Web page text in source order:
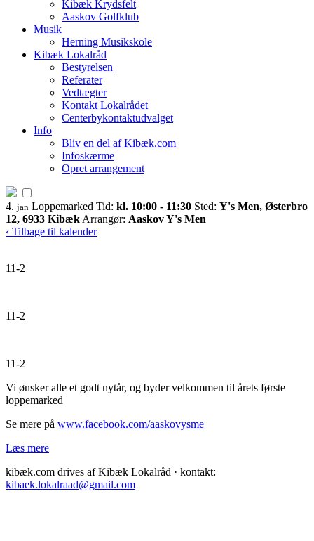
Kibæk Krydsfelt
Aaskov Golfklub
Musik
Herning Musikskole
Kibæk Lokalråd
Bestyrelsen
Referater
Vedtægter
Kontakt Lokalrådet
Centerbykontaktudvalget
Info
Bliv en del af Kibæk.com
Infoskærme
Opret arrangement
4. jan Loppemarked Tid: kl. 10:00 - 11:30 Sted: Y's Men, Østerbro
12, 6933 Kibæk Arrangør: Aaskov Y's Men
‹ Tilbage til kalender
11-2
11-2
11-2
Vi ønsker alle et godt nytår, og byder velkommen til årets første
loppemarked
Se mere på www.facebook.com/aaskovysme
Læs mere
kibæk.com drives af Kibæk Lokalråd · kontakt:
kibaek.lokalraad@gmail.com